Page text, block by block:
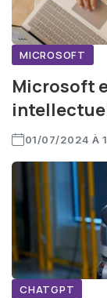
MICROSOFT
Microsoft
01/07/2024 À
CHATGPT